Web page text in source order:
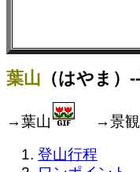
葉山 （はやま）
→葉山 →景観
登山行程